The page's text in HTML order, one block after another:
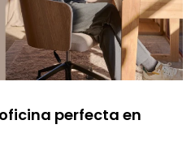
perfecta en